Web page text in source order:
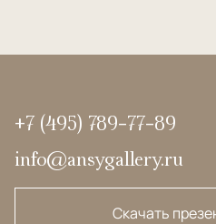
+7 (495) 789-77-89
info@ansygallery.ru
Скачать